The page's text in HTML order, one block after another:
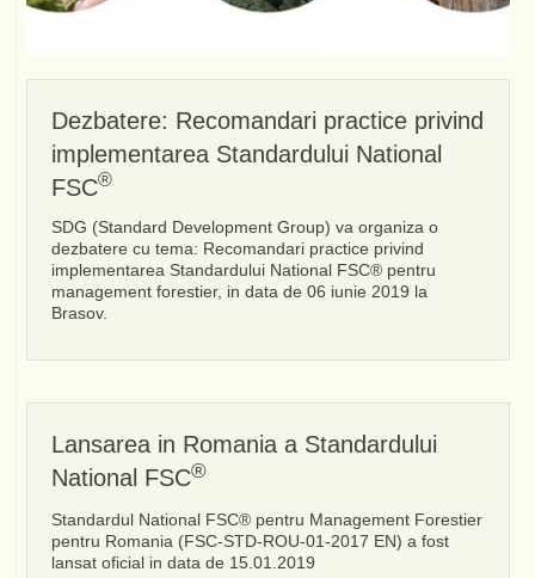
Dezbatere: Recomandari practice privind
implementarea Standardului National
FSC®
SDG (Standard Development Group) va organiza o
dezbatere cu tema: Recomandari practice privind
implementarea Standardului National FSC® pentru
management forestier, in data de 06 iunie 2019 la
Brasov.
Lansarea in Romania a Standardului
National FSC®
Standardul National FSC® pentru Management Forestier
pentru Romania (FSC-STD-ROU-01-2017 EN) a fost
lansat oficial in data de 15.01.2019